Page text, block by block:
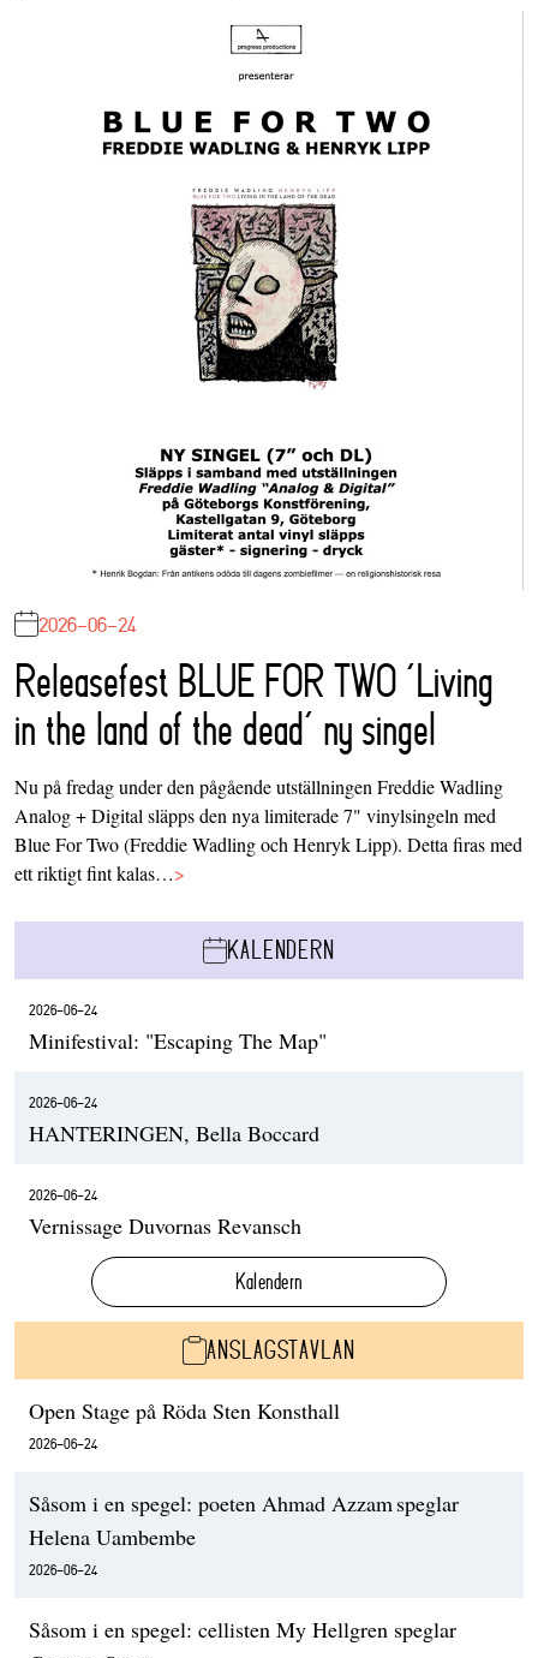
2026-06-24
Releasefest BLUE FOR TWO ‘Living
in the land of the dead’ ny singel
Nu på fredag under den pågående utställningen Freddie Wadling
Analog + Digital släpps den nya limiterade 7" vinylsingeln med
Blue For Two (Freddie Wadling och Henryk Lipp). Detta firas med
ett riktigt fint kalas…>
KALENDERN
2026-06-24
Minifestival: "Escaping The Map"
2026-06-24
HANTERINGEN, Bella Boccard
2026-06-24
Vernissage Duvornas Revansch
Kalendern
ANSLAGSTAVLAN
Open Stage på Röda Sten Konsthall
2026-06-24
Såsom i en spegel: poeten Ahmad Azzam speglar
Helena Uambembe
2026-06-24
Såsom i en spegel: cellisten My Hellgren speglar